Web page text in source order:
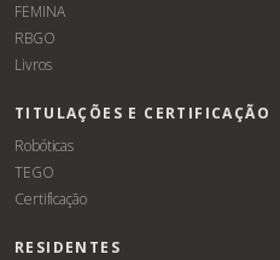
FEMINA
RBGO
Livros
TITULAÇÕES E CERTIFICAÇÃO
Robóticas
TEGO
Certificação
RESIDENTES